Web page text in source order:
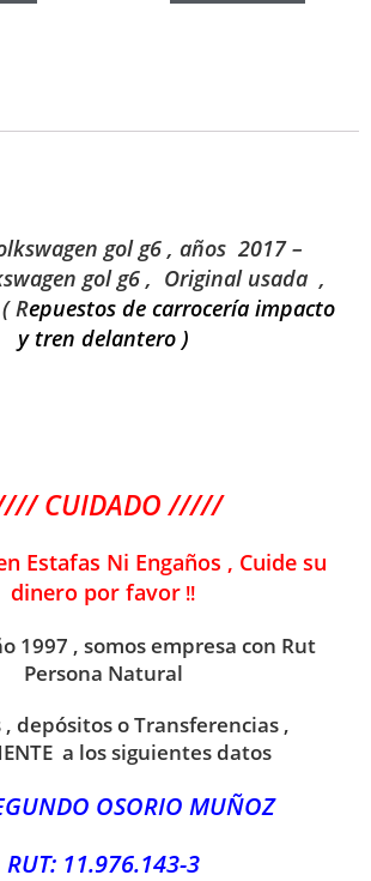
gol g6 , años 2017 –
gol g6 , Original usada ,
Repuestos de carrocería impacto
y tren delantero )
CUIDADO /////
Estafas Ni Engaños , Cuide su
dinero por favor !!
1997 , somos empresa con Rut
Persona Natural
, depósitos o Transferencias ,
a los siguientes datos
OSORIO MUÑOZ
RUT: 11.976.143-3